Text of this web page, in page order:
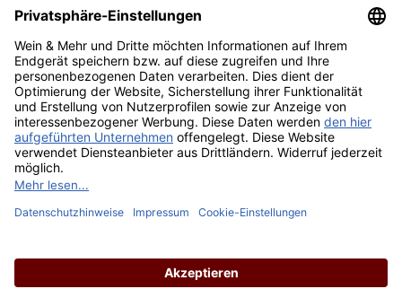
Benutzerdefiniertes Bild 2
Benutzerdefiniertes Bild 1
Vertrag widerrufen
Zahlung & Versand
Widerruf
Datenschutz
AGB
Impressum
Barrierefreiheit
Alle Preise inkl. gesetzl. Mehrwertsteuer zzgl.